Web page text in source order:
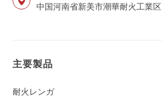
中国河南省新美市潮華耐火工業区
主要製品
耐火レンガ